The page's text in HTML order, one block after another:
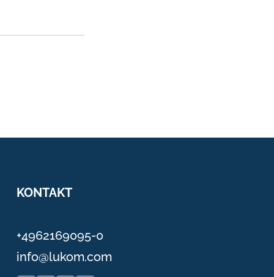
KONTAKT
+4962169095-0
info@lukom.com